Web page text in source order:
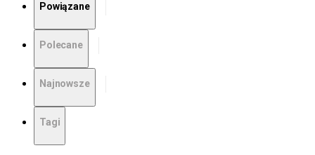
Powiązane
Polecane
Najnowsze
Tagi